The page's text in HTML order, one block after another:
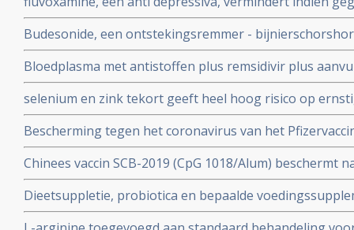
het risico op overlijden met 90 procent door COVID-19
met de ziekte om intensieve medische zorg te krijgen
Budesonide, een ontstekingsremmer -
astmapatienten, blijkt gebruikt als neusspray effectief
coronavirus - Covid-19
Bloedplasma met antistoffen plus remsidivir plus
en aspirine moet president Donald Trump redden van
selenium en zink tekort geeft heel hoog risico op
aan het coronavirus - Covid-19. Blijkt uit nieuw
Bescherming tegen het coronavirus van het
minder. Na 5 maanden is slechts nog 47 procent
Chinees vaccin SCB-2019 (CpG 1018/Alum) beschermt
ziekenhuisopname en overlijden bij alle bekende
Covid-19 blijkt uit SPECTRA fase III studie
Dieetsuppletie, probiotica en bepaalde
of als aanvullende of alleenstaande behandeling van